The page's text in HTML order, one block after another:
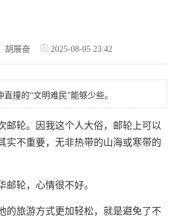
胡展奋 2025-08-05 23:42
撞的“文明难民”能够少些。
邮轮。因我这个人大俗，邮轮上可以
实不重要，无非热带的山海或寒带的
邮轮，心情很不好。
的旅游方式更加轻松，就是避免了不